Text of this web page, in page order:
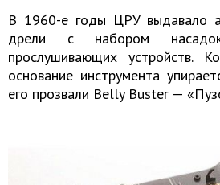
В 1960-е годы ЦРУ выдавало
дрели с набором
прослушивающих устройств.
основание инструмента
его прозвали Belly Buster —